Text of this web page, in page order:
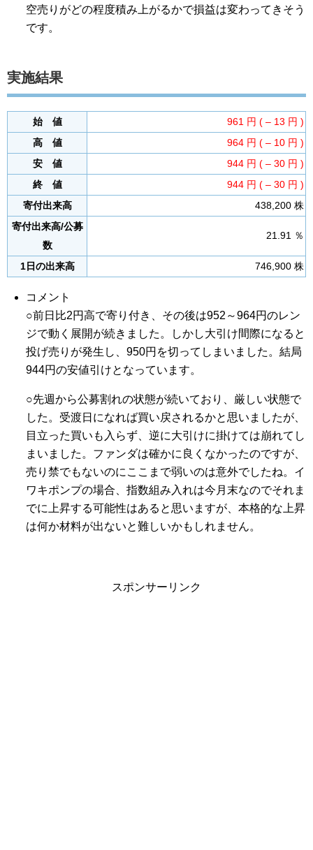
空売りがどの程度積み上がるかで損益は変わってきそう
です。
実施結果
始 値
961 円 ( – 13 円 )
高 値
964 円 ( – 10 円 )
安 値
944 円 ( – 30 円 )
終 値
944 円 ( – 30 円 )
寄付出来高
438,200 株
寄付出来高/公募
数
21.91 ％
1日の出来高 746,900 株
コメント
○前日比2円高で寄り付き、その後は952～964円のレン
ジで動く展開が続きました。しかし大引け間際になると
投げ売りが発生し、950円を切ってしまいました。結局
944円の安値引けとなっています。
○先週から公募割れの状態が続いており、厳しい状態で
した。受渡日になれば買い戻されるかと思いましたが、
目立った買いも入らず、逆に大引けに掛けては崩れてし
まいました。ファンダは確かに良くなかったのですが、
売り禁でもないのにここまで弱いのは意外でしたね。イ
ワキポンプの場合、指数組み入れは今月末なのでそれま
でに上昇する可能性はあると思いますが、本格的な上昇
は何か材料が出ないと難しいかもしれません。
スポンサーリンク